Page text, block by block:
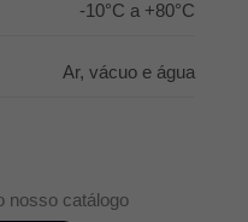
-10°C a +80°C
Ar, vácuo e água
nosso catálogo